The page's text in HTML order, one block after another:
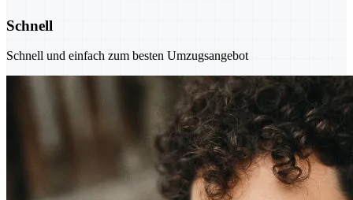
Schnell
Schnell und einfach zum besten Umzugsangebot